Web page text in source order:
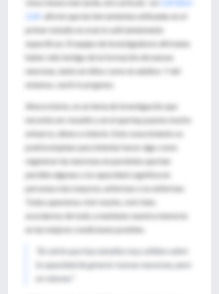
Cell
– afirmó que las herramientas utilizadas en el
primer estudio no eran lo suficientemente
específicas. El equipo de investigadores afirmaba
haber sido testigo de la formación de nuevas
neuronas, tanto en niños como en adultos. Y ahí
estamos,
work in progress
Ahora mismo, es un tema de investigación que
necesita ser resuelto y en el que hay puesto mucho
esfuerzo, dinero e interés. Este conocimiento se
podría emplear para intentar hacer algo como
regenerar las neuronas en pacientes que han
perdido algunas o la capacidad cognitiva en
personas más mayores, enfermas o no enfermas.
Todos queremos vivir mucho, vivir bien,
acordarnos de todo y mantener nuestra memoria
en las mejores condiciones posibles.
"Es cierto que hay estudios muy sólidos sobre
la capacidad de generar nuevas neuronas, pero
en ratones"